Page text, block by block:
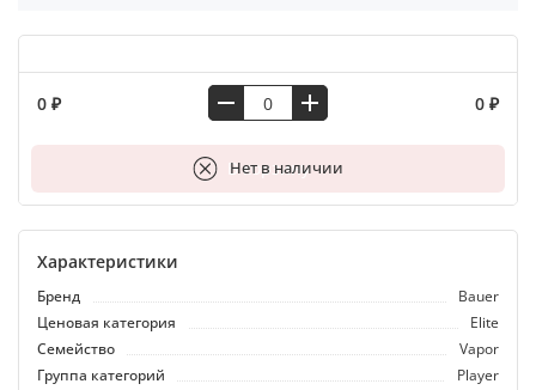
0 ₽ 0 ₽
Нет в наличии
В корзину
Характеристики
Бренд
Bauer
Ценовая категория
Elite
Семейство
Vapor
Группа категорий
Player